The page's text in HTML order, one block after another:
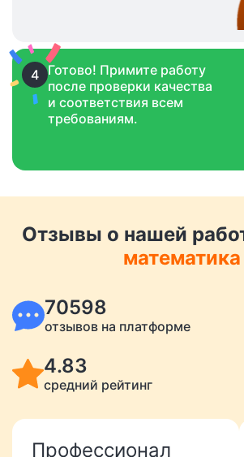
4 Готово! Примите работу
после проверки качества
и соответствия всем
требованиям.
Отзывы о нашей
математика
70598
отзывов на платформе
4.83
средний рейтинг
Профессионал